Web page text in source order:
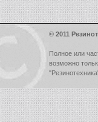
© 2011
Полное или
возможно